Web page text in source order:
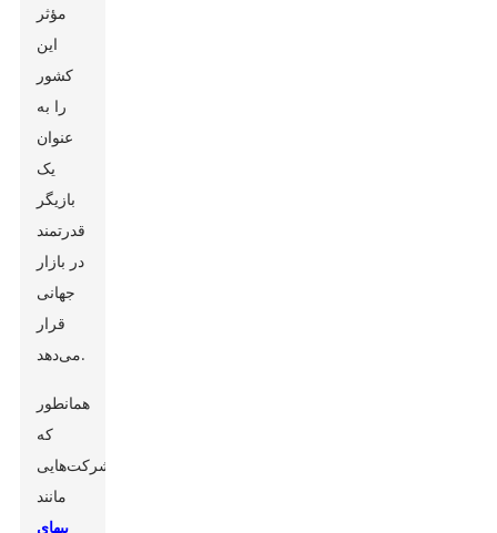
مؤثر
این
کشور
را به
عنوان
یک
بازیگر
قدرتمند
در بازار
جهانی
قرار
می‌دهد.
همانطور
که
شرکت‌هایی
مانند
بیهای